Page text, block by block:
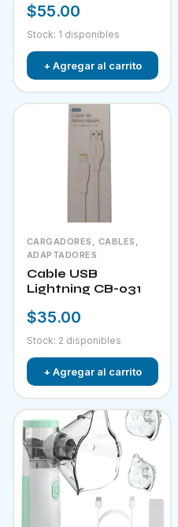
$55.00
Stock: 1 disponibles
+ Agregar al carrito
CARGADORES, CABLES,
ADAPTADORES
Cable USB
Lightning CB-031
$35.00
Stock: 2 disponibles
+ Agregar al carrito